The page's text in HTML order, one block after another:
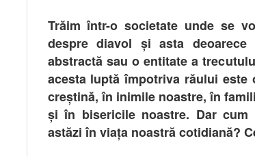
Trăim într-o societate unde se
despre diavol și asta
abstractă sau o entitate a
acesta luptă împotriva răului
creștină, în inimile noastre, în
și în bisericile noastre. Dar cum
astăzi în viața noastră cotidiană?